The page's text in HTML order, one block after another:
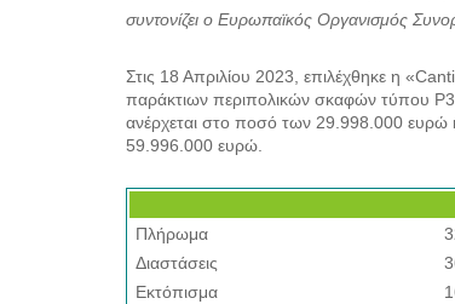
συντονίζει ο Ευρωπαϊκός Οργανισμός
Στις 18 Απριλίου 2023, επιλέχθηκε η
παράκτιων περιπολικών σκαφών τύπου
ανέρχεται στο ποσό των 29.998.000 ευρώ
59.996.000 ευρώ.
Πλήρωμα
Διαστάσεις
Εκτόπισμα